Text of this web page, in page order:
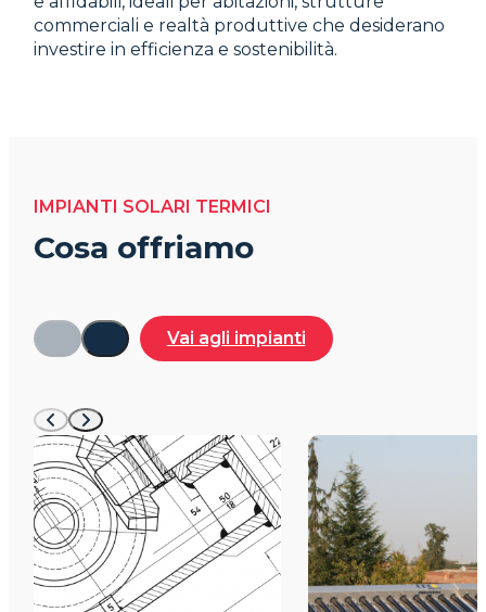
commerciali e realtà produttive che desiderano
investire in efficienza e sostenibilità.
IMPIANTI SOLARI TERMICI
Cosa offriamo
Vai agli impianti